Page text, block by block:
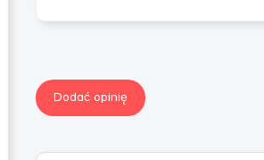
Dodać opinię